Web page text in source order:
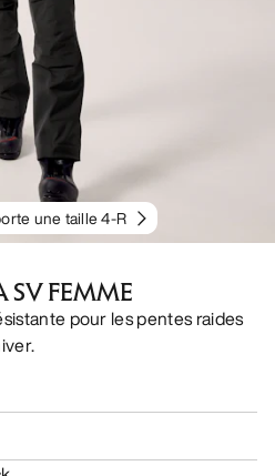
une taille 4-R
SV FEMME
pour les pentes raides